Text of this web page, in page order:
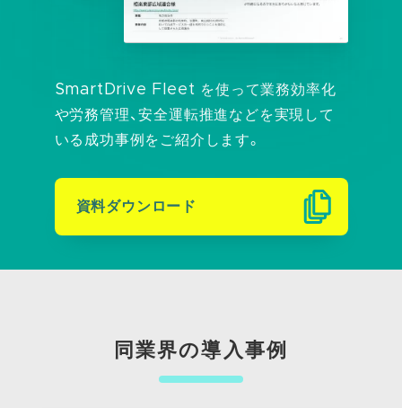
SmartDrive Fleet を使って業務効率化
や労務管理、安全運転推進などを実現して
いる成功事例をご紹介します。
資料ダウンロード
同業界の導入事例